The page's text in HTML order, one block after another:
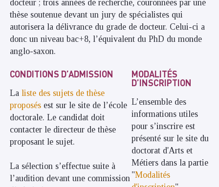
docteur ; trois années de recherche, couronnées par une
thèse soutenue devant un jury de spécialistes qui
autorisera la délivrance du grade de docteur. Celui-ci a
donc un niveau bac+8, l’équivalent du PhD du monde
anglo-saxon.
CONDITIONS D’ADMISSION
La liste des sujets de thèse
proposés est sur le site de l’école
doctorale. Le candidat doit
contacter le directeur de thèse
proposant le sujet.
La sélection s’effectue suite à
l’audition devant une commission
MODALITÉS
D’INSCRIPTION
L’ensemble des
informations utiles
pour s’inscrire est
présenté sur le site du
doctorat d'Arts et
Métiers dans la partie
"Modalités